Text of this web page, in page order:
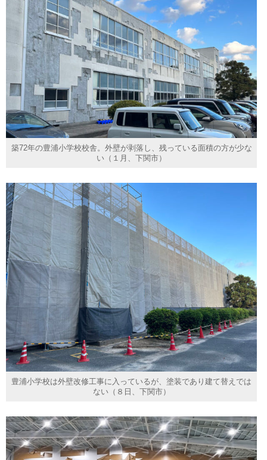
築72年の豊浦小学校校舎。外壁が剥落し、残っている面積の方が少な
い（１月、下関市）
豊浦小学校は外壁改修工事に入っているが、塗装であり建て替えでは
ない（８日、下関市）